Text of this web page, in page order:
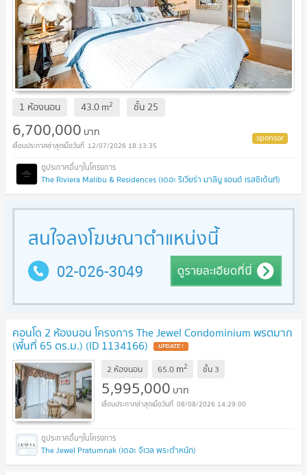
1 ห้องนอน 43.0m2 ชั้น 25
6,700,000 บาท
12/07/2026 18:13:35
The Riviera Malibu & Residences (เดอะ ริเวียร่า มาลิบู แอนด์ เรสซิเด้นท์)
คอนโด 2 ห้องนอน โครงการ The Jewel Condominium พรตมาก
(พื้นที่ 65 ตร.ม.) (ID 1134166) UPDATE !
2 ห้องนอน 65.0 m2 ชั้น 3
5,995,000 บาท
08/08/2026 14:29:00
The Jewel Pratumnak (เดอะ จีเวล พระตำหนัก)